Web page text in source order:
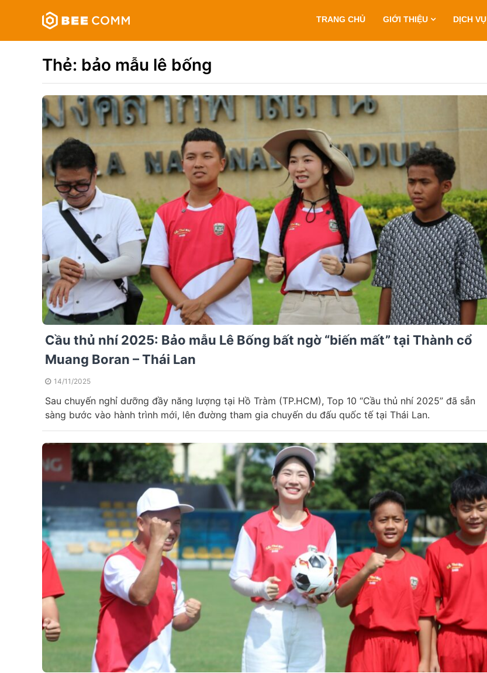
Bee
Comm
Truyền
đa
TRANG CHỦ GIỚI THIỆU DỊCH VỤ
Thẻ: bảo mẫu lê bống
Cầu thủ nhí 2025: Bảo mẫu Lê Bống bất ngờ “biến mất” tại Thành cổ
Muang Boran – Thái Lan
14/11/2025
Sau chuyến nghỉ dưỡng đầy năng lượng tại Hồ Tràm (TP.HCM), Top 10 “Cầu thủ nhí 2025” đã sẵn
sàng bước vào hành trình mới, lên đường tham gia chuyến du đấu quốc tế tại Thái Lan.